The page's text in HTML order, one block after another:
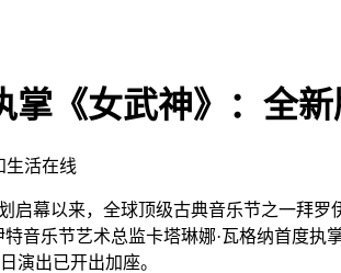
掌《女武神》：全
生活在线
启幕以来，全球顶级古典音乐节之一拜
音乐节艺术总监卡塔琳娜·瓦格纳首度
演出已开出加座。